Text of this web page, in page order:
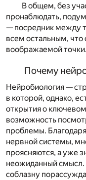
В общем, без
пронаблюдать,
— посредник между
всем остальным, что
воображаемой точки.
Почему
Нейробиология —
в которой, однако,
открытия о
возможность
проблемы.
нервной системы,
проясняются, а уже
неожиданный
соблазну